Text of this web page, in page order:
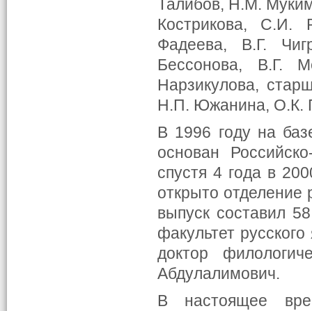
Талибов, Н.М.
Кострикова, С.И.
Фадеева, В.Г.
Бессонова, В.Г.
Нарзикулова,
Н.П. Южанина, О.К.
В 1996 году на
основан
спустя 4 года в
открыто отделение
выпуск составил
факультет
доктор
Абдулалимович.
В настоящее